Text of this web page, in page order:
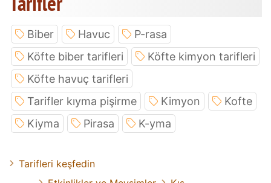
Biber Havuc
P-rasa
Köfte biber tarifleri
Köfte kimyon tarifleri
Köfte havuç tarifleri
Tarifler kıyma pişirme
Kimyon
Kofte
Kiyma
Pirasa K-yma
Tarifleri keşfedin